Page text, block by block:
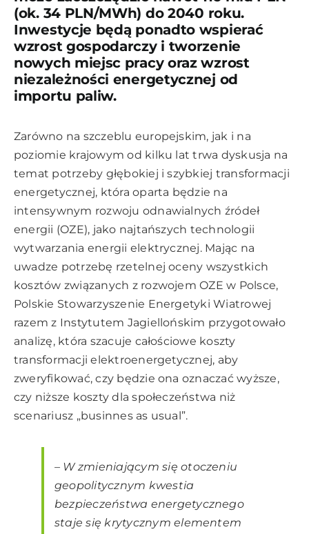
(ok. 34 PLN/MWh) do 2040 roku.
Inwestycje będą ponadto wspierać
wzrost gospodarczy i tworzenie
nowych miejsc pracy oraz wzrost
niezależności energetycznej od
importu paliw.
Zarówno na szczeblu europejskim, jak i na
poziomie krajowym od kilku lat trwa dyskusja na
temat potrzeby głębokiej i szybkiej transformacji
energetycznej, która oparta będzie na
intensywnym rozwoju odnawialnych źródeł
energii (OZE), jako najtańszych technologii
wytwarzania energii elektrycznej. Mając na
uwadze potrzebę rzetelnej oceny wszystkich
kosztów związanych z rozwojem OZE w Polsce,
Polskie Stowarzyszenie Energetyki Wiatrowej
razem z Instytutem Jagiellońskim przygotowało
analizę, która szacuje całościowe koszty
transformacji elektroenergetycznej, aby
zweryfikować, czy będzie ona oznaczać wyższe,
czy niższe koszty dla społeczeństwa niż
scenariusz „businnes as usual”.
– W zmieniającym się otoczeniu
geopolitycznym kwestia
bezpieczeństwa energetycznego
staje się krytycznym elementem